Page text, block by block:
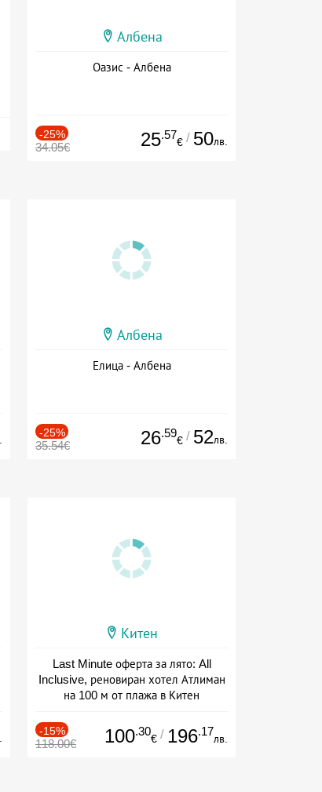
Албена
Оазис - Албена
-25%
34.05€ 25.57
€ / 50лв.
Албена
Елица - Албена
-25%
35.54€ 26.59
€ / 52лв.
Китен
Last Minute оферта за лято: All
Inclusive, реновиран хотел Атлиман
на 100 м от плажа в Китен
-15%
118.00€ 100.30
€ / 196.17
лв.